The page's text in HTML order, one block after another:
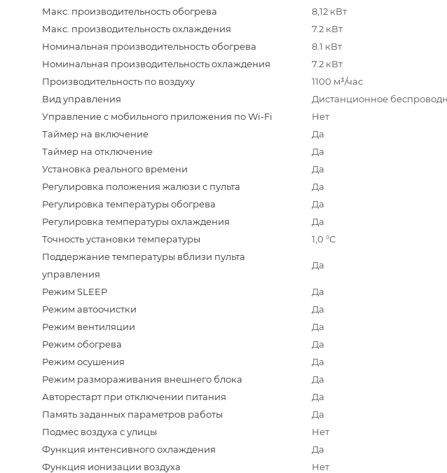
Макс. производительность обогрева
8,12 кВт
Макс. производительность охлаждения
7.2 кВт
Номинальная производительность обогрева
8.1 кВт
Номинальная производительность охлаждения
7.2 кВт
Производительность по воздуху
1100 м³/час
Вид управления
Дистанционное
Управление c мобильного приложения по Wi-Fi
Нет
Таймер на включение
Да
Таймер на отключение
Да
Установка реального времени
Да
Регулировка положения жалюзи с пульта
Да
Регулировка температуры обогрева
Да
Регулировка температуры охлаждения
Да
Точность установки температуры
1,0 °С
Поддержание температуры вблизи пульта
управления
Да
Режим SLEEP
Да
Режим автоочистки
Да
Режим вентиляции
Да
Режим обогрева
Да
Режим осушения
Да
Режим размораживания внешнего блока
Да
Авторестарт при отключении питания
Да
Память заданных параметров работы
Да
Подмес воздуха с улицы
Нет
Функция интенсивного охлаждения
Да
Функция ионизации воздуха
Нет